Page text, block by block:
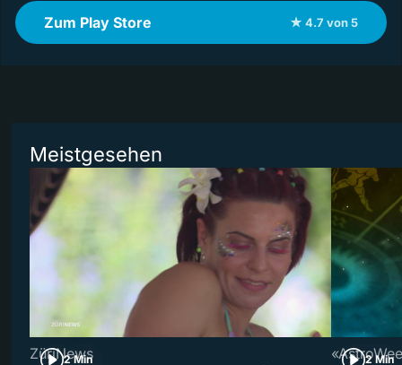
Zum Play Store ★ 4.7 von 5
Meistgesehen
2 Min
ZüriNews 2 Min